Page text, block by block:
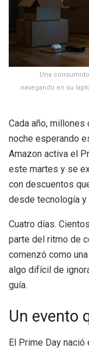
Una
navegando en su
Cada año,
noche esperando
Amazon activa el
este martes y se
con descuentos
desde tecnología y
Cuatro días.
parte del ritmo de
comenzó como
algo difícil de
guía.
Un evento
El Prime Day